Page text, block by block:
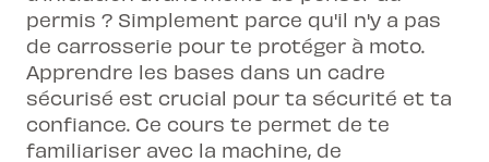
permis ? Simplement parce qu'il n'y a pas
de carrosserie pour te protéger à moto.
Apprendre les bases dans un cadre
sécurisé est crucial pour ta sécurité et ta
confiance. Ce cours te permet de te
familiariser avec la machine, de